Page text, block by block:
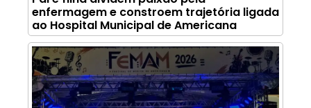
enfermagem e constroem trajetória ligada
ao Hospital Municipal de Americana